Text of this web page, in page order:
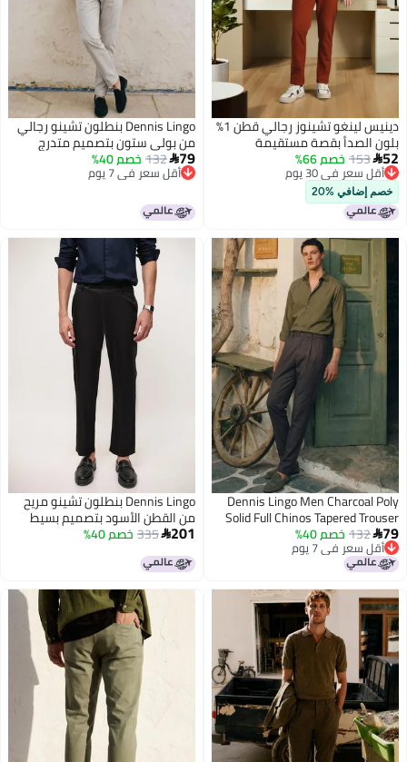
دينيس لينغو تشينوز رجالي قطن 1%
بلون الصدأ بقصة مستقيمة
52
153 خصم 66%
أقل سعر في 30 يوم
أقل سعر في 30 يوم
خصم إضافي %20
Dennis Lingo بنطلون تشينو رجالي
من بولي ستون بتصميم متدرج
ومتين
79
132 خصم 40%
أقل سعر في 7 يوم
أقل سعر في 7 يوم
Dennis Lingo Men Charcoal Poly
Solid Full Chinos Tapered Trouser
79
132 خصم 40%
أقل سعر في 7 يوم
أقل سعر في 7 يوم
Dennis Lingo بنطلون تشينو مريح
من القطن الأسود بتصميم بسيط
للرجال
201
335 خصم 40%